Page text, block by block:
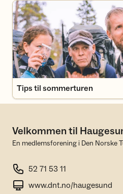
Tips til sommerturen
Tips til sommerturen
Velkommen til
En medlemsforening i Den Norske
52 71 53 11
www.dnt.no/haugesund